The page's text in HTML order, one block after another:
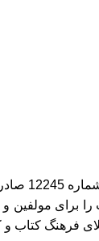
تهران می‌باشد.
برای مولفین
فرهنگ کتاب